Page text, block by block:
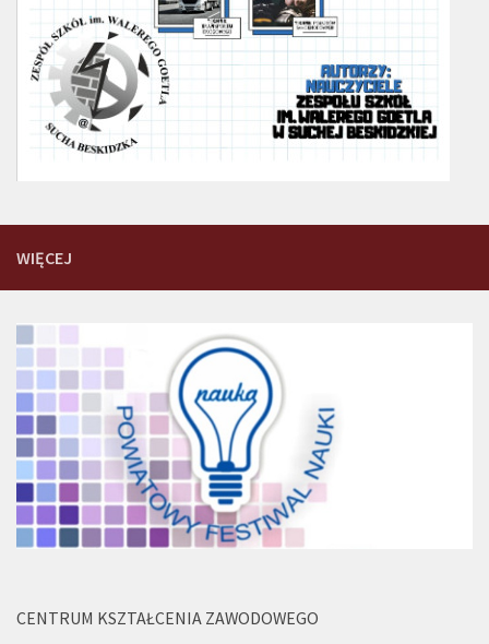
WIĘCEJ
CENTRUM KSZTAŁCENIA ZAWODOWEGO